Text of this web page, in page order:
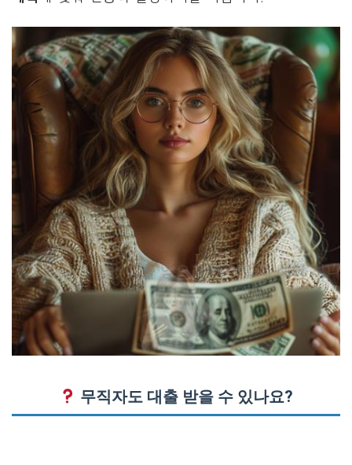
무직자도 대출 받을 수 있나요?